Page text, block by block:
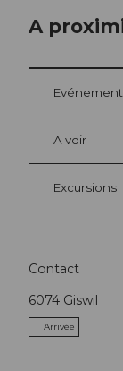
A
Evénement
A voir
Excursions
Contact
6074 Giswil
Arrivée